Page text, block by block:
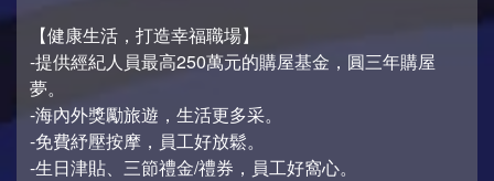
【健康生活，打造幸福職場】
-提供經紀人員最高250萬元的購屋基金，圓三年購屋
夢。
-海內外獎勵旅遊，生活更多采。
-免費紓壓按摩，員工好放鬆。
-生日津貼、三節禮金/禮券，員工好窩心。